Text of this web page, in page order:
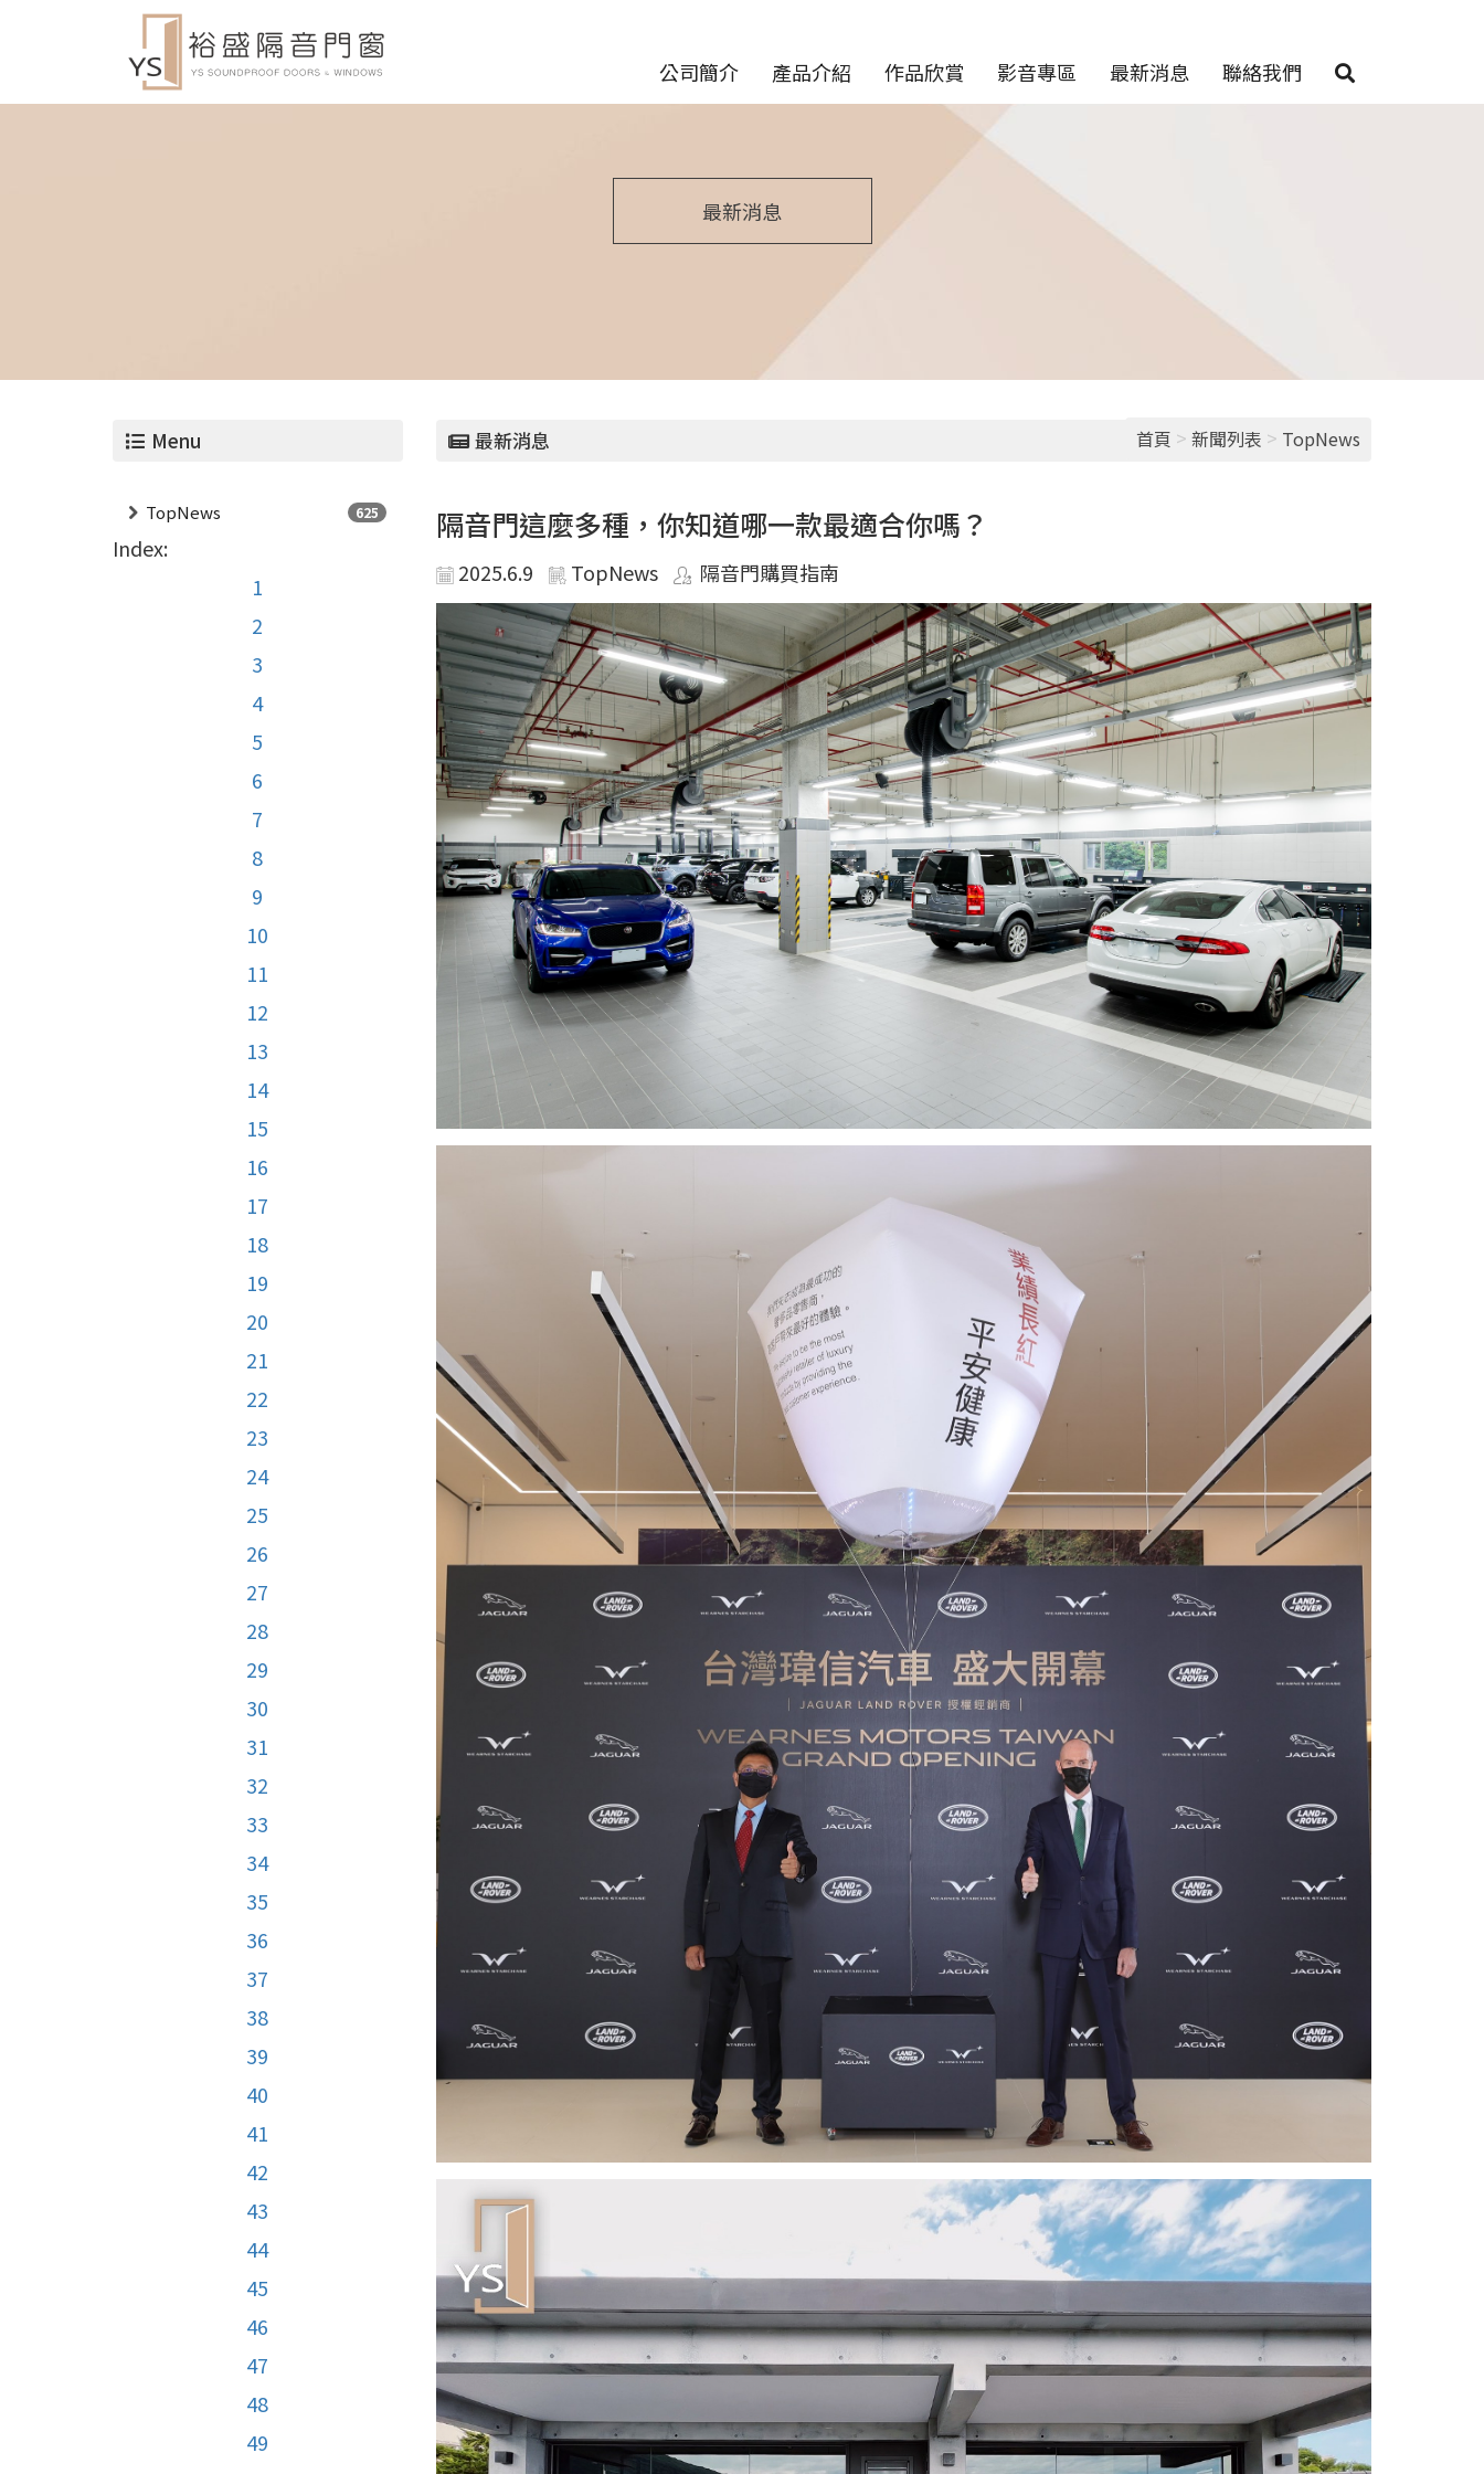
公司簡介 產品介紹 作品欣賞 影音專區 最新消息 聯絡我們
最新消息
Menu
TopNews 625
Index:
1
2
3
4
5
6
7
8
9
10
11
12
13
14
15
16
17
18
19
20
21
22
23
24
25
26
27
28
29
30
31
32
33
34
35
36
37
38
39
40
41
42
43
44
45
46
47
48
49
最新消息 首頁 > 新聞列表 > TopNews
隔音門這麼多種，你知道哪一款最適合你嗎？
2025.6.9 TopNews 隔音門購買指南